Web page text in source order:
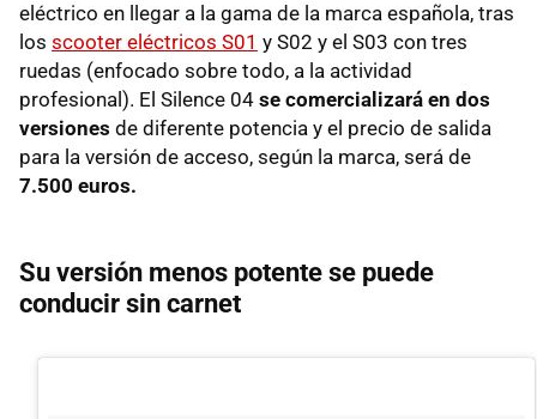
eléctrico en llegar a la gama de la marca española, tras
los scooter eléctricos S01 y S02 y el S03 con tres
ruedas (enfocado sobre todo, a la actividad
profesional). El Silence 04 se comercializará en dos
versiones de diferente potencia y el precio de salida
para la versión de acceso, según la marca, será de
7.500 euros.
Su versión menos potente se puede
conducir sin carnet